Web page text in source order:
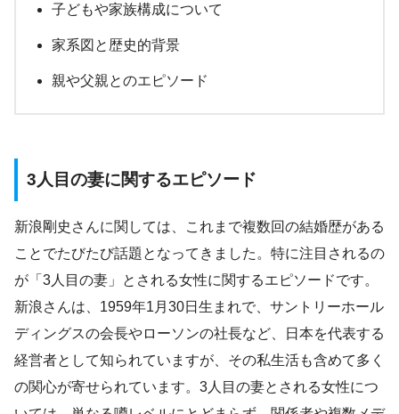
子どもや家族構成について
家系図と歴史的背景
親や父親とのエピソード
3人目の妻に関するエピソード
新浪剛史さんに関しては、これまで複数回の結婚歴がある
ことでたびたび話題となってきました。特に注目されるの
が「3人目の妻」とされる女性に関するエピソードです。
新浪さんは、1959年1月30日生まれで、サントリーホール
ディングスの会長やローソンの社長など、日本を代表する
経営者として知られていますが、その私生活も含めて多く
の関心が寄せられています。3人目の妻とされる女性につ